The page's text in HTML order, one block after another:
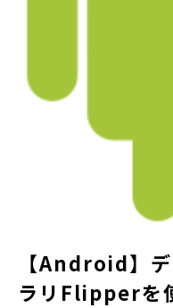
【Android】
ラリFlipperを